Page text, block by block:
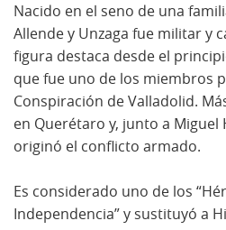
Nacido en el seno de una
Allende y Unzaga fue militar y
figura destaca desde el
que fue uno de los miembros
Conspiración de Valladolid.
en Querétaro y, junto a Miguel
originó el conflicto armado.
Es considerado uno de los
Independencia” y sustituyó a